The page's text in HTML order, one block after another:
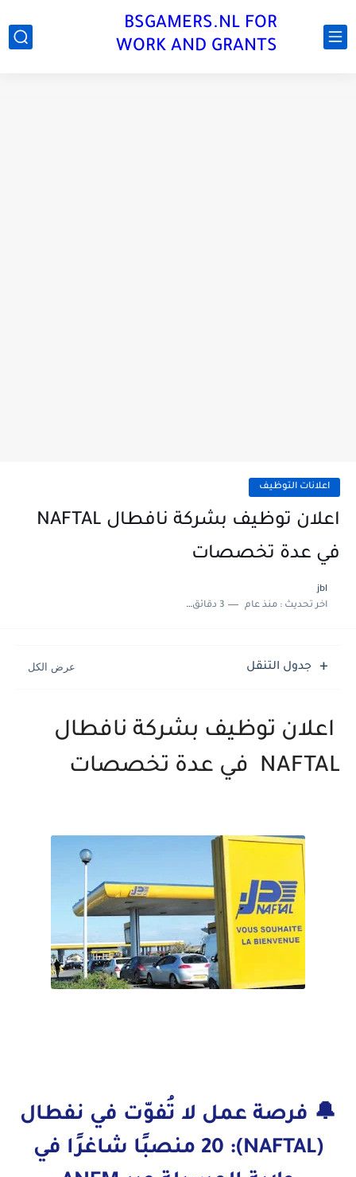
BSGAMERS.NL FOR
WORK AND GRANTS
اعلانات التوظيف
اعلان توظيف بشركة نافطال NAFTAL
في عدة تخصصات
jbl
اخر تحديث :منذ عام 3 دقائق للقراءة
جدول التنقل
اعلان توظيف بشركة نافطال
NAFTAL في عدة تخصصات
🔔 فرصة عمل لا تُفوّت في نفطال
(NAFTAL): 20 منصبًا شاغرًا في